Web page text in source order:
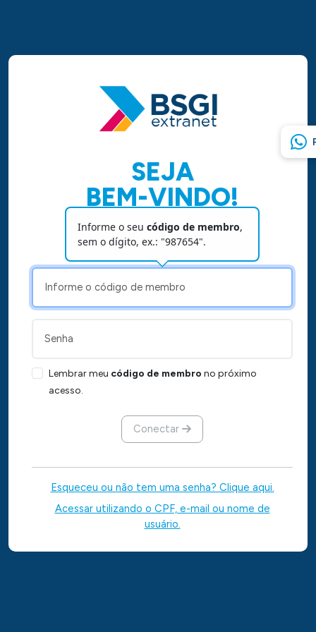
SEJA
BEM-VINDO!
Para conectar-se insira os dados abaixo:
Lembrar meu código de membro no próximo
acesso.
Conectar
Esqueceu ou não tem uma senha? Clique aqui.
Acessar utilizando o CPF, e-mail ou nome de
usuário.
Informe o seu código de membro,
sem o dígito, ex.: "987654".